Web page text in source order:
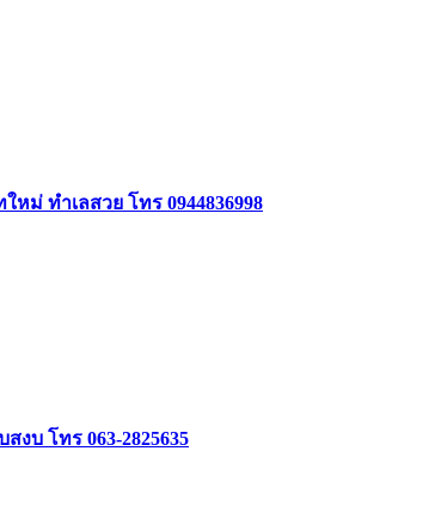
ม่ ทำเลสวย โทร 0944836998
บ โทร 063-2825635